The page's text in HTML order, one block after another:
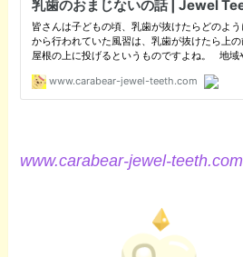
www.carabear-jewel-teeth.com